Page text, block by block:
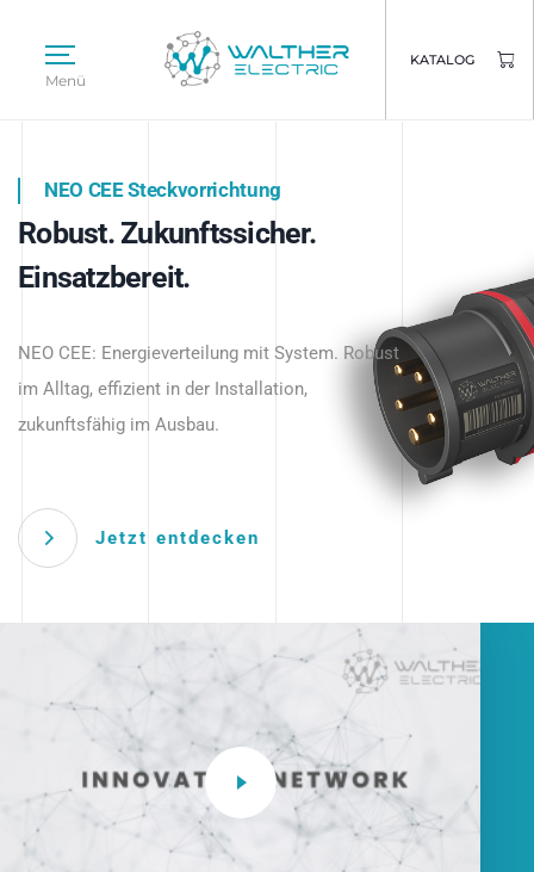
Menü
KATALOG
Intelligente Stromverteilung
beginnt hier.
NEO CEE Steckvorrichtung
Robust. Zukunftssicher.
Einsatzbereit.
NEO CEE: Energieverteilung mit System. Robust
im Alltag, effizient in der Installation,
zukunftsfähig im Ausbau.
Jetzt entdecken
Intelligenz trifft Energie.
Anwendungen – robust, IP-geschützt und
zukunftsfähig.